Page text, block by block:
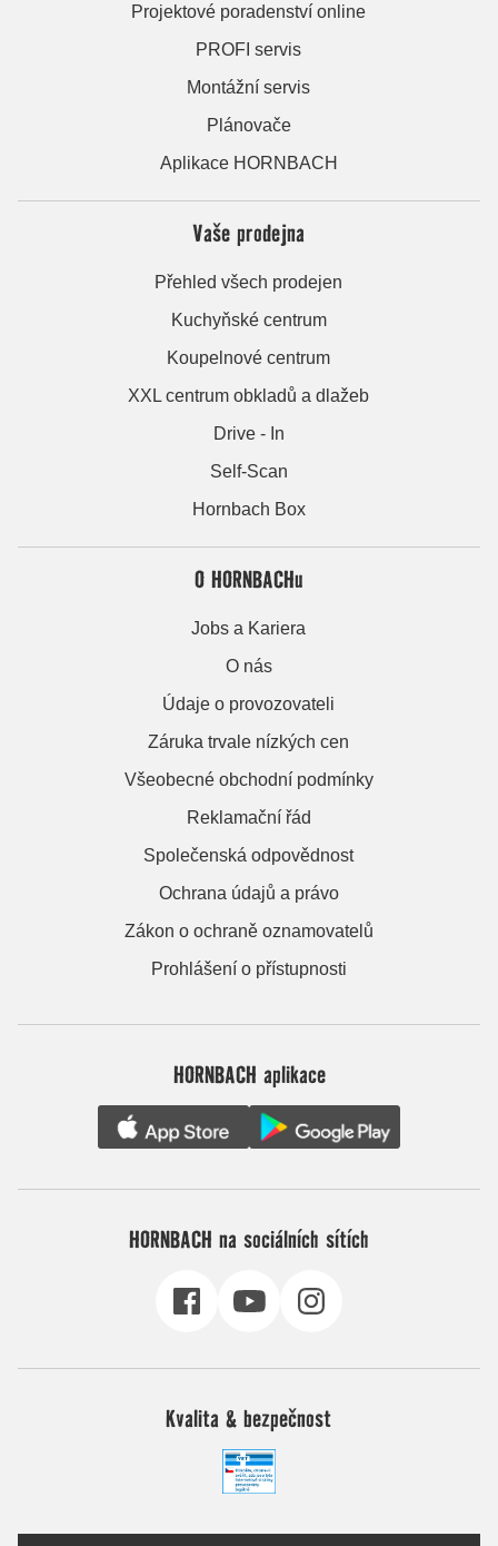
Projektové poradenství online
PROFI servis
Montážní servis
Plánovače
Aplikace HORNBACH
Vaše prodejna
Přehled všech prodejen
Kuchyňské centrum
Koupelnové centrum
XXL centrum obkladů a dlažeb
Drive - In
Self-Scan
Hornbach Box
O HORNBACHu
Jobs a Kariera
O nás
Údaje o provozovateli
Záruka trvale nízkých cen
Všeobecné obchodní podmínky
Reklamační řád
Společenská odpovědnost
Ochrana údajů a právo
Zákon o ochraně oznamovatelů
Prohlášení o přístupnosti
HORNBACH aplikace
HORNBACH na sociálních sítích
Kvalita & bezpečnost